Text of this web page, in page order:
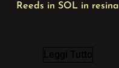
Reeds in SOL in resina